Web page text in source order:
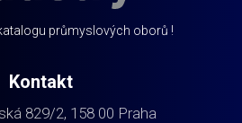
průmyslových oborů !
Kontakt
829/2, 158 00 Praha